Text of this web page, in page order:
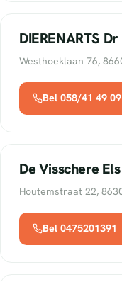
DIERENARTS
Westhoeklaan 76,
Bel 058/41 49 09
De Visschere Els
Houtemstraat 22,
Bel 0475201391